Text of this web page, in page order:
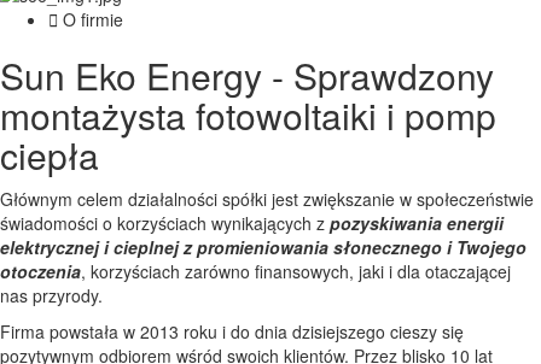
O firmie
Sun Eko Energy - Sprawdzony
montażysta fotowoltaiki i pomp
ciepła
Głównym celem działalności spółki jest zwiększanie w społeczeństwie
świadomości o korzyściach wynikających z pozyskiwania energii
elektrycznej i cieplnej z promieniowania słonecznego i Twojego
otoczenia, korzyściach zarówno finansowych, jaki i dla otaczającej
nas przyrody.
Firma powstała w 2013 roku i do dnia dzisiejszego cieszy się
pozytywnym odbiorem wśród swoich klientów. Przez blisko 10 lat